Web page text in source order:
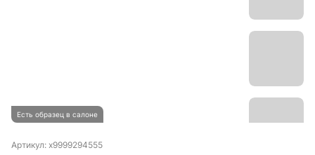
Есть образец в салоне
Артикул: х9999294555